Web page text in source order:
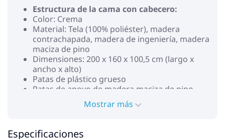
Estructura de la cama con cabecero:
Color: Crema
Material: Tela (100% poliéster), madera
contrachapada, madera de ingeniería, madera
maciza de pino
Dimensiones: 200 x 160 x 100,5 cm (largo x
ancho x alto)
Patas de plástico grueso
Patas de apoyo de madera maciza de pino
Requiere montaje: Sí
Material: Tela (100% poliéster)
Mostrar más
Especificaciones